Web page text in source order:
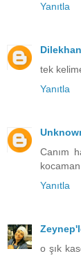
Yanıtla
tek
Yanıtla
Canım
Yanıtla
o şık